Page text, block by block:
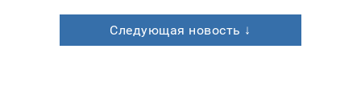
Следующая новость ↓